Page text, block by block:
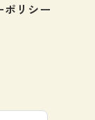
どを差し替
100課）の
成
ポリシー